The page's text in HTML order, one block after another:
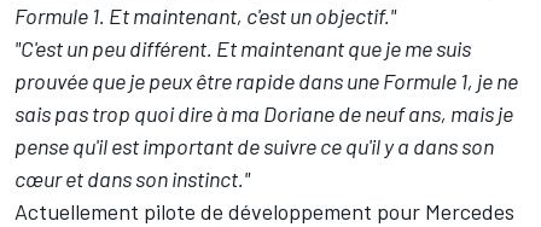
Formule 1. Et maintenant, c'est un objectif."
"C'est un peu différent. Et maintenant que je me suis
prouvée que je peux être rapide dans une Formule 1, je ne
sais pas trop quoi dire à ma Doriane de neuf ans, mais je
pense qu'il est important de suivre ce qu'il y a dans son
cœur et dans son instinct."
Actuellement pilote de développement pour Mercedes